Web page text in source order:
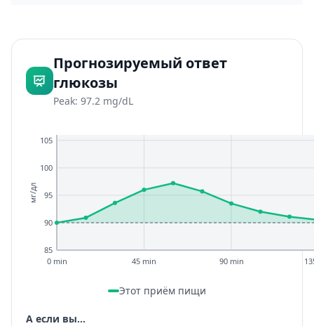
Прогнозируемый ответ
глюкозы
Peak: 97.2 mg/dL
85
90
95
100
105
0 min 45 min 90 min
мг/дл
Этот приём пищи
А если вы...